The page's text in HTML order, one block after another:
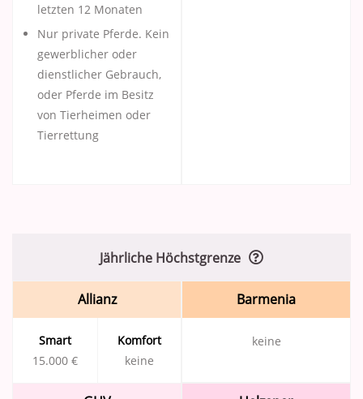
letzten 12 Monaten
Nur private Pferde. Kein
gewerblicher oder
dienstlicher Gebrauch,
oder Pferde im Besitz
von Tierheimen oder
Tierrettung
Jährliche Höchstgrenze
Allianz
Smart
15.000 €
Komfort
keine
Barmenia
keine